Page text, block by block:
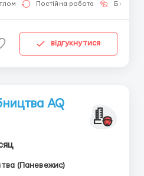
Постійна робота Без
відгукнутися
AQ
(Паневежис)